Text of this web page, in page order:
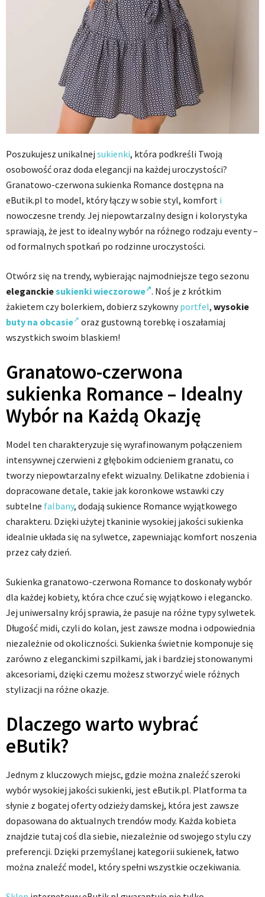
Poszukujesz unikalnej sukienki, która podkreśli Twoją
osobowość oraz doda elegancji na każdej uroczystości?
Granatowo-czerwona sukienka Romance dostępna na
eButik.pl to model, który łączy w sobie styl, komfort i
nowoczesne trendy. Jej niepowtarzalny design i kolorystyka
sprawiają, że jest to idealny wybór na różnego rodzaju eventy –
od formalnych spotkań po rodzinne uroczystości.
Otwórz się na trendy, wybierając najmodniejsze tego sezonu
eleganckiesukienki wieczorowe . Noś je z krótkim
żakietem czy bolerkiem, dobierz szykownyportfel, wysokie
buty na obcasie
oraz gustowną torebkę i oszałamiaj
wszystkich swoim blaskiem!
Granatowo-czerwona
sukienka Romance – Idealny
Wybór na Każdą Okazję
Model ten charakteryzuje się wyrafinowanym połączeniem
intensywnej czerwieni z głębokim odcieniem granatu, co
tworzy niepowtarzalny efekt wizualny. Delikatne zdobienia i
dopracowane detale, takie jak koronkowe wstawki czy
subtelne falbany, dodają sukience Romance wyjątkowego
charakteru. Dzięki użytej tkaninie wysokiej jakości sukienka
idealnie układa się na sylwetce, zapewniając komfort noszenia
przez cały dzień.
Sukienka granatowo-czerwona Romance to doskonały wybór
dla każdej kobiety, która chce czuć się wyjątkowo i elegancko.
Jej uniwersalny krój sprawia, że pasuje na różne typy sylwetek.
Długość midi, czyli do kolan, jest zawsze modna i odpowiednia
niezależnie od okoliczności. Sukienka świetnie komponuje się
zarówno z eleganckimi szpilkami, jak i bardziej stonowanymi
akcesoriami, dzięki czemu możesz stworzyć wiele różnych
stylizacji na różne okazje.
Dlaczego warto wybrać
eButik?
Jednym z kluczowych miejsc, gdzie można znaleźć szeroki
wybór wysokiej jakości sukienki, jest eButik.pl. Platforma ta
słynie z bogatej oferty odzieży damskej, która jest zawsze
dopasowana do aktualnych trendów mody. Każda kobieta
znajdzie tutaj coś dla siebie, niezależnie od swojego stylu czy
preferencji. Dzięki przemyślanej kategorii sukienek, łatwo
można znaleźć model, który spełni wszystkie oczekiwania.